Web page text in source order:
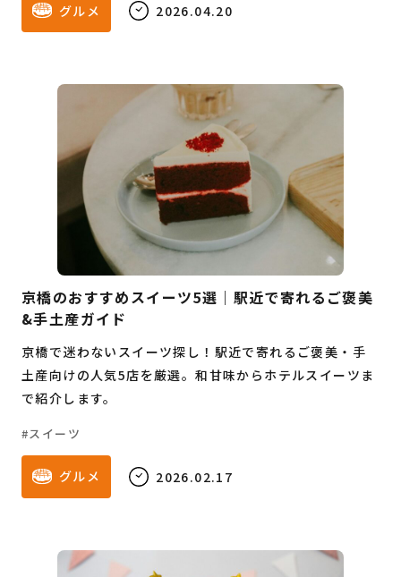
グルメ 2026.04.20
京橋のおすすめスイーツ5選｜駅近で寄れるご褒美
&手土産ガイド
京橋で迷わないスイーツ探し！駅近で寄れるご褒美・手
土産向けの人気5店を厳選。和甘味からホテルスイーツま
で紹介します。
スイーツ
グルメ 2026.02.17